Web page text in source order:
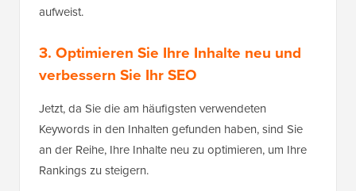
aufweist.
3. Optimieren Sie Ihre Inhalte neu und
verbessern Sie Ihr SEO
Jetzt, da Sie die am häufigsten verwendeten
Keywords in den Inhalten gefunden haben, sind Sie
an der Reihe, Ihre Inhalte neu zu optimieren, um Ihre
Rankings zu steigern.